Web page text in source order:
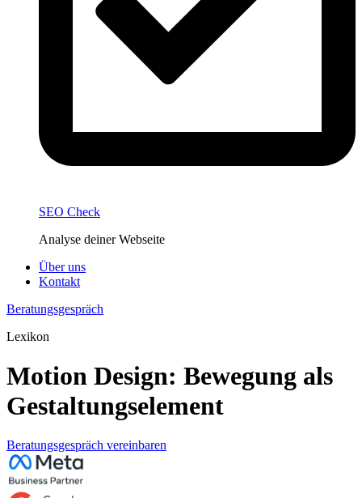
SEO Check
Analyse deiner Webseite
Über uns
Kontakt
Beratungsgespräch
Lexikon
Motion Design: Bewegung als
Gestaltungselement
Beratungsgespräch vereinbaren